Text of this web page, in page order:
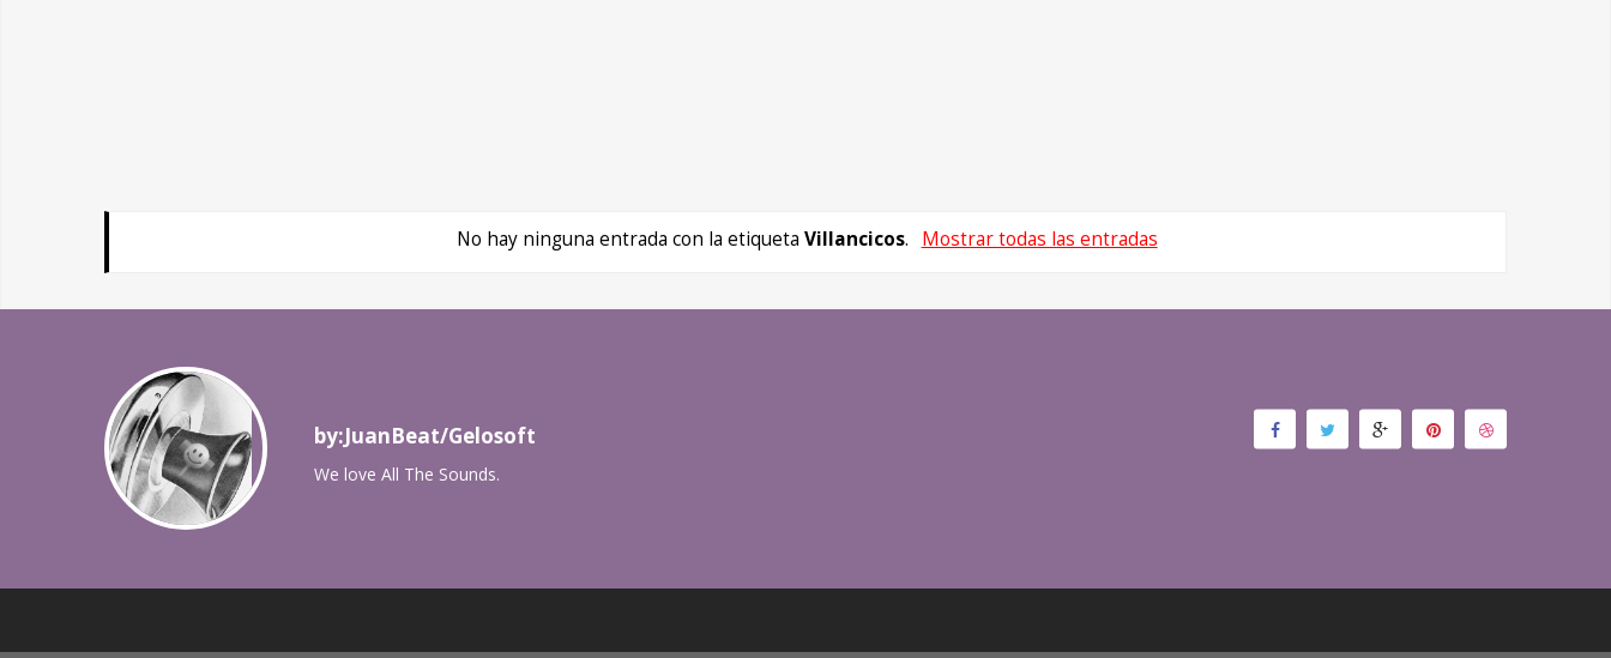
No hay ninguna entrada con la etiquetaVillancicos. Mostrar todas las entradas
by:JuanBeat/Gelosoft
We love All The Sounds.